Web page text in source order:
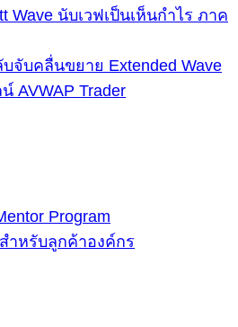
Wave นับเวฟเป็นเห็นกำไร ภาค
จับคลื่นขยาย Extended Wave
AVWAP Trader
Program
ำหรับลูกค้าองค์กร